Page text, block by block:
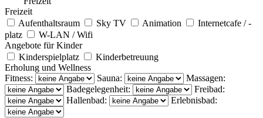
Freizeit
Aufenthaltsraum
Sky TV Animation
Internetcafe / -
platz
W-LAN / Wifi
Angebote für Kinder
Kinderspielplatz
Kinderbetreuung
Erholung und Wellness
Fitness:
Sauna:
Massagen:
Badegelegenheit:
Freibad:
Hallenbad:
Erlebnisbad: